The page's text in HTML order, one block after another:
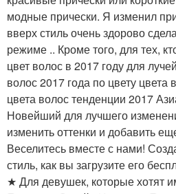
модные прически. Я изменил
вверх стиль очень здорово
режиме .. Кроме того, для тех,
цвет волос в 2017 году для
волос 2017 года по цвету цвета
цвета волос тенденции 2017
Новейший для лучшего
изменить оттенки и добавить
Веселитесь вместе с нами!
стиль, как вы загрузите его
★ Для девушек, которые хотят